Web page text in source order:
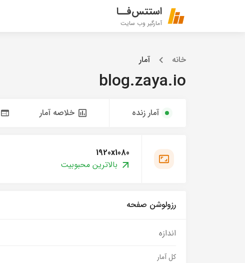
استتس‌فــا
آمارگیر وب سایت
خانه آمار
blog.zaya.io
آمار زنده خلاصه آمار
1920x1080
بالاترین محبوبیت
رزولوشن صفحه
اندازه
کل آمار